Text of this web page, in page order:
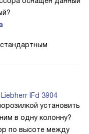
IFd 3904
установить
в одну колонну?
по высоте между